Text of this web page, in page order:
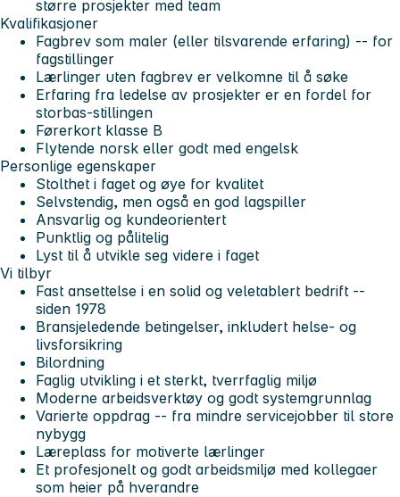
større prosjekter med team
Kvalifikasjoner
Fagbrev som maler (eller tilsvarende erfaring) -- for
fagstillinger
Lærlinger uten fagbrev er velkomne til å søke
Erfaring fra ledelse av prosjekter er en fordel for
storbas-stillingen
Førerkort klasse B
Flytende norsk eller godt med engelsk
Personlige egenskaper
Stolthet i faget og øye for kvalitet
Selvstendig, men også en god lagspiller
Ansvarlig og kundeorientert
Punktlig og pålitelig
Lyst til å utvikle seg videre i faget
Vi tilbyr
Fast ansettelse i en solid og veletablert bedrift --
siden 1978
Bransjeledende betingelser, inkludert helse- og
livsforsikring
Bilordning
Faglig utvikling i et sterkt, tverrfaglig miljø
Moderne arbeidsverktøy og godt systemgrunnlag
Varierte oppdrag -- fra mindre servicejobber til store
nybygg
Læreplass for motiverte lærlinger
Et profesjonelt og godt arbeidsmiljø med kollegaer
som heier på hverandre